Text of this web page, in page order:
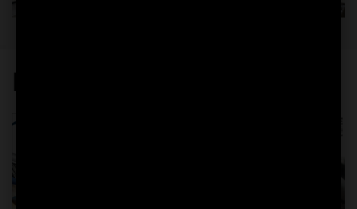
Ediciones Revista Aluminia